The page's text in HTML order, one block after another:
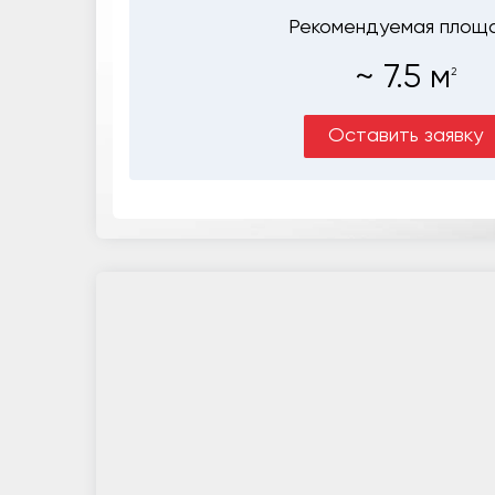
Рекомендуемая
~ 7.5 м 2
Оставить заявку